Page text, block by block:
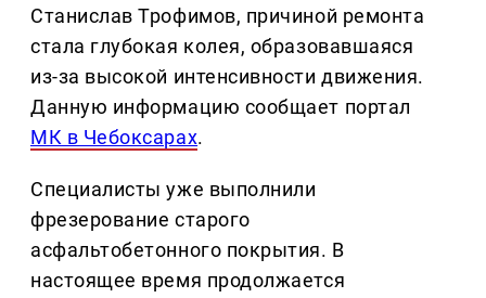
Станислав Трофимов, причиной ремонта
стала глубокая колея, образовавшаяся
из-за высокой интенсивности движения.
Данную информацию сообщает портал
МК в Чебоксарах.
Специалисты уже выполнили
фрезерование старого
асфальтобетонного покрытия. В
настоящее время продолжается